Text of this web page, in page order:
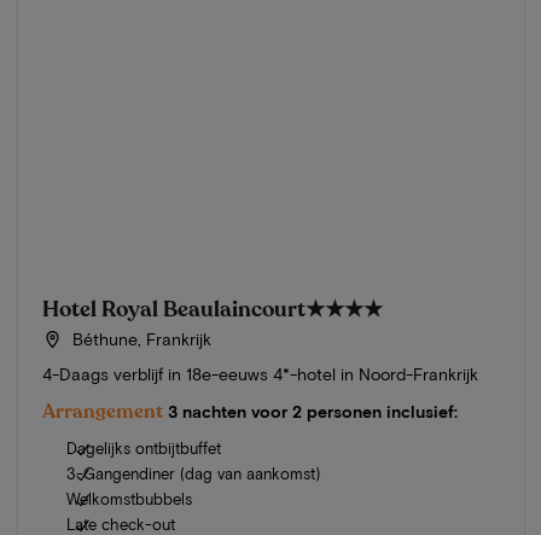
Hotel Royal Beaulaincourt★★★★
Béthune, Frankrijk
4-Daags verblijf in 18e-eeuws 4*-hotel in Noord-Frankrijk
Arrangement 3 nachten voor 2 personen inclusief:
Dagelijks ontbijtbuffet
3-Gangendiner (dag van aankomst)
Welkomstbubbels
Late check-out